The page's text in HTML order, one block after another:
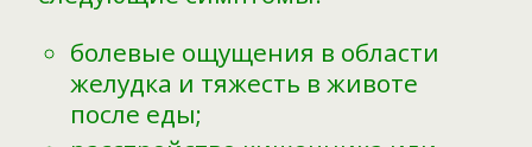
болевые ощущения в области
желудка и тяжесть в животе
после еды;